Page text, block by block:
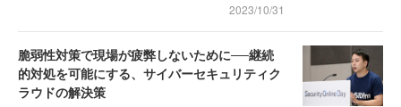
2023/10/31
脆弱性対策で現場が疲弊しないために──継続
的対処を可能にする、サイバーセキュリティク
ラウドの解決策